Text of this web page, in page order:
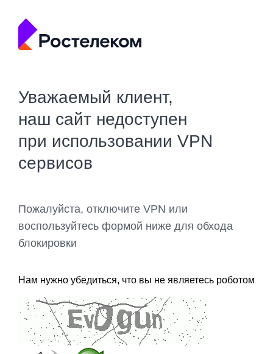
Уважаемый клиент,
наш сайт недоступен
при использовании VPN
сервисов
Пожалуйста, отключите VPN или
воспользуйтесь формой ниже для обхода
блокировки
Нам нужно убедиться, что вы не являетесь роботом